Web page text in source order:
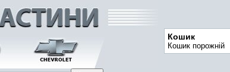
Кошик
Кошик порожній